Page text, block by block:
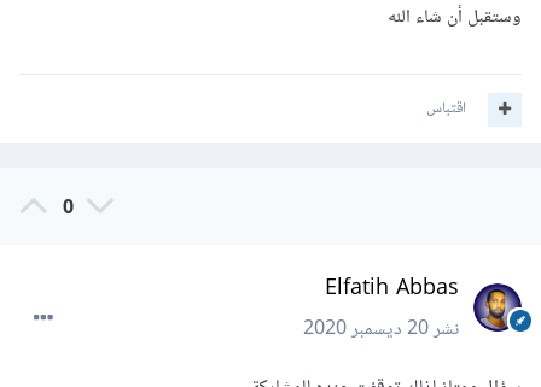
وستقبل أن شاء الله
اقتباس
0
Elfatih Abbas
نشر20 ديسمبر 2020